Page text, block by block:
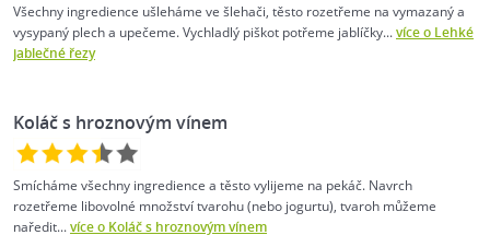
Všechny ingredience ušleháme ve šlehači, těsto rozetřeme na vymazaný a
vysypaný plech a upečeme. Vychladlý piškot potřeme jablíčky...více o Lehké
jablečné řezy
Koláč s hroznovým vínem
Smícháme všechny ingredience a těsto vylijeme na pekáč. Navrch
rozetřeme libovolné množství tvarohu (nebo jogurtu), tvaroh můžeme
naředit...více o Koláč s hroznovým vínem